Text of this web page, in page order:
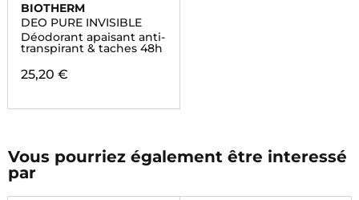
BIOTHERM
DEO PURE INVISIBLE
Déodorant apaisant anti-
transpirant & taches 48h
25,20 €
Vous pourriez également être interessé
par